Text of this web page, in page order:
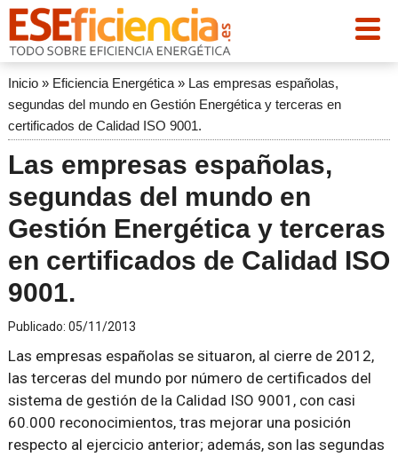
Inicio» Eficiencia Energética» Las empresas españolas,
segundas del mundo en Gestión Energética y terceras en
certificados de Calidad ISO 9001.
Las empresas españolas,
segundas del mundo en
Gestión Energética y terceras
en certificados de Calidad ISO
9001.
Publicado: 05/11/2013
Las empresas españolas se situaron, al cierre de 2012,
las terceras del mundo por número de certificados del
sistema de gestión de la Calidad ISO 9001, con casi
60.000 reconocimientos, tras mejorar una posición
respecto al ejercicio anterior; además, son las segundas